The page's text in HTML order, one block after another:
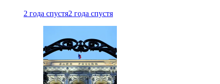
2 года спустя2 года спустя